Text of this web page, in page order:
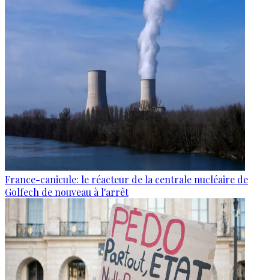
France-canicule: le réacteur de la centrale nucléaire de
Golfech de nouveau à l'arrêt